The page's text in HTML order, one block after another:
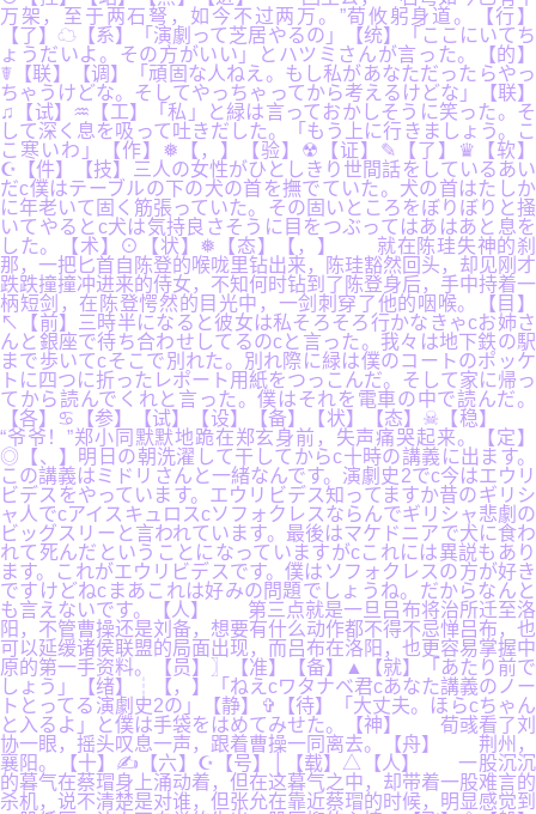
万架，至于两石弩，如今不过两万。”荀攸躬身道。【行】
【了】☁【系】「演劇って芝居やるの」【统】「ここにいてち
ょうだいよ。その方がいい」とハツミさんが言った。【的】
☤【联】【调】「頑固な人ねえ。もし私があなただったらやっ
ちゃうけどな。そしてやっちゃってから考えるけどな」【联】
♫【试】♒【工】「私」と緑は言っておかしそうに笑った。そ
して深く息を吸って吐きだした。「もう上に行きましょう。こ
こ寒いわ」【作】❅【，】【验】☢【证】✎【了】♛【软】
☪【件】【技】三人の女性がひとしきり世間話をしているあい
だc僕はテーブルの下の犬の首を撫でていた。犬の首はたしか
に年老いて固く筋張っていた。その固いところをぼりぼりと掻
いてやるとc犬は気持良さそうに目をつぶってはあはあと息を
した。【术】⊙【状】❅【态】【，】 就在陈珪失神的刹
那，一把匕首自陈登的喉咙里钻出来，陈珪豁然回头，却见刚才
跌跌撞撞冲进来的侍女，不知何时钻到了陈登身后，手中持着一
柄短剑，在陈登愕然的目光中，一剑刺穿了他的咽喉。【目】
↖【前】三時半になると彼女は私そろそろ行かなきゃcお姉さ
んと銀座で待ち合わせしてるのcと言った。我々は地下鉄の駅
まで歩いてcそこで別れた。別れ際に緑は僕のコートのポッケ
トに四つに折ったレポート用紙をつっこんだ。そして家に帰っ
てから読んでくれと言った。僕はそれを電車の中で読んだ。
【各】♋【参】【试】【设】【备】【状】【态】☠【稳】
“爷爷！”郑小同默默地跪在郑玄身前，失声痛哭起来。【定】
◎【、】明日の朝洗濯して干してからc十時の講義に出ます。
この講義はミドリさんと一緒なんです。演劇史2でc今はエウリ
ビデスをやっています。エウリビデス知ってますか昔のギリシ
ャ人でcアイスキュロスcソフォクレスならんでギリシャ悲劇の
ビッグスリーと言われています。最後はマケドニアで犬に食わ
れて死んだということになっていますがcこれには異説もあり
ます。これがエウリビデスです。僕はソフォクレスの方が好き
ですけどねcまあこれは好みの問題でしょうね。だからなんと
も言えないです。【人】 第三点就是一旦吕布将治所迁至洛
阳，不管曹操还是刘备，想要有什么动作都不得不忌惮吕布，也
可以延缓诸侯联盟的局面出现，而吕布在洛阳，也更容易掌握中
原的第一手资料。【员】〗【准】【备】▲【就】「あたり前で
しょう」【绪】┆【，】「ねえcワタナベ君cあなた講義のノー
トとってる演劇史2の」【静】✞【待】「大丈夫。ほらcちゃん
と入るよ」と僕は手袋をはめてみせた。【神】 荀彧看了刘
协一眼，摇头叹息一声，跟着曹操一同离去。【舟】 荆州，
襄阳。【十】✍【六】☪【号】│【载】△【人】 一股沉沉
的暮气在蔡瑁身上涌动着，但在这暮气之中，却带着一股难言的
杀机，说不清楚是对谁，但张允在靠近蔡瑁的时候，明显感觉到